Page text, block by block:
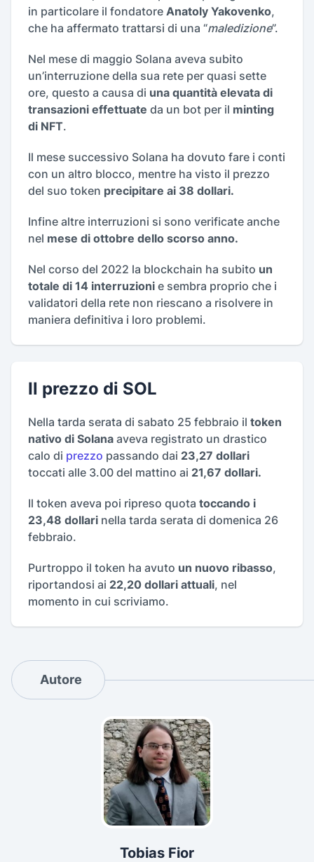
in particolare il fondatore Anatoly Yakovenko,
che ha affermato trattarsi di una “maledizione”.
Nel mese di maggio Solana aveva subito
un’interruzione della sua rete per quasi sette
ore, questo a causa di una quantità elevata di
transazioni effettuate da un bot per il minting
di NFT.
Il mese successivo Solana ha dovuto fare i conti
con un altro blocco, mentre ha visto il prezzo
del suo token precipitare ai 38 dollari.
Infine altre interruzioni si sono verificate anche
nel mese di ottobre dello scorso anno.
Nel corso del 2022 la blockchain ha subito un
totale di 14 interruzioni e sembra proprio che i
validatori della rete non riescano a risolvere in
maniera definitiva i loro problemi.
Il prezzo di SOL
Nella tarda serata di sabato 25 febbraio il token
nativo di Solana aveva registrato un drastico
calo di prezzo passando dai 23,27 dollari
toccati alle 3.00 del mattino ai 21,67 dollari.
Il token aveva poi ripreso quota toccando i
23,48 dollari nella tarda serata di domenica 26
febbraio.
Purtroppo il token ha avuto un nuovo ribasso,
riportandosi ai 22,20 dollari attuali, nel
momento in cui scriviamo.
Autore
Tobias Fior